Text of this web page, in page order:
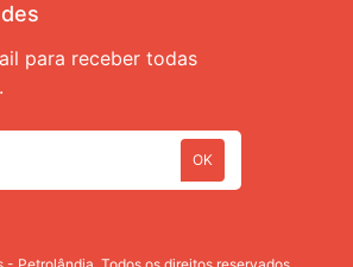
para receber todas
OK